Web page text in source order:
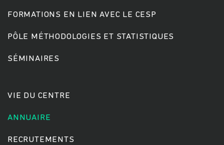
FORMATIONS EN LIEN AVEC LE CESP
PÔLE MÉTHODOLOGIES ET STATISTIQUES
SÉMINAIRES
VIE DU CENTRE
ANNUAIRE
RECRUTEMENTS